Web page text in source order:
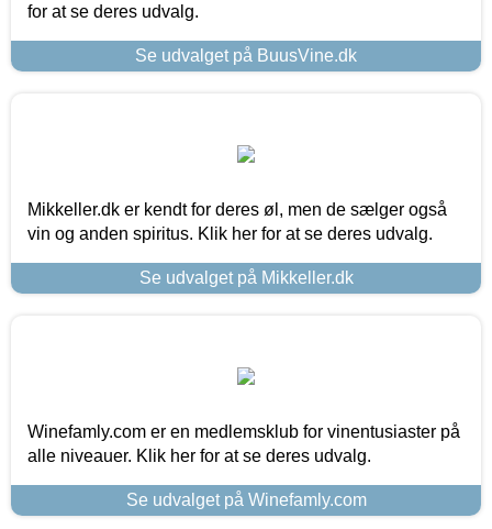
for at se deres udvalg.
Se udvalget på BuusVine.dk
Mikkeller.dk er kendt for deres øl, men de sælger også
vin og anden spiritus. Klik her for at se deres udvalg.
Se udvalget på Mikkeller.dk
Winefamly.com er en medlemsklub for vinentusiaster på
alle niveauer. Klik her for at se deres udvalg.
Se udvalget på Winefamly.com